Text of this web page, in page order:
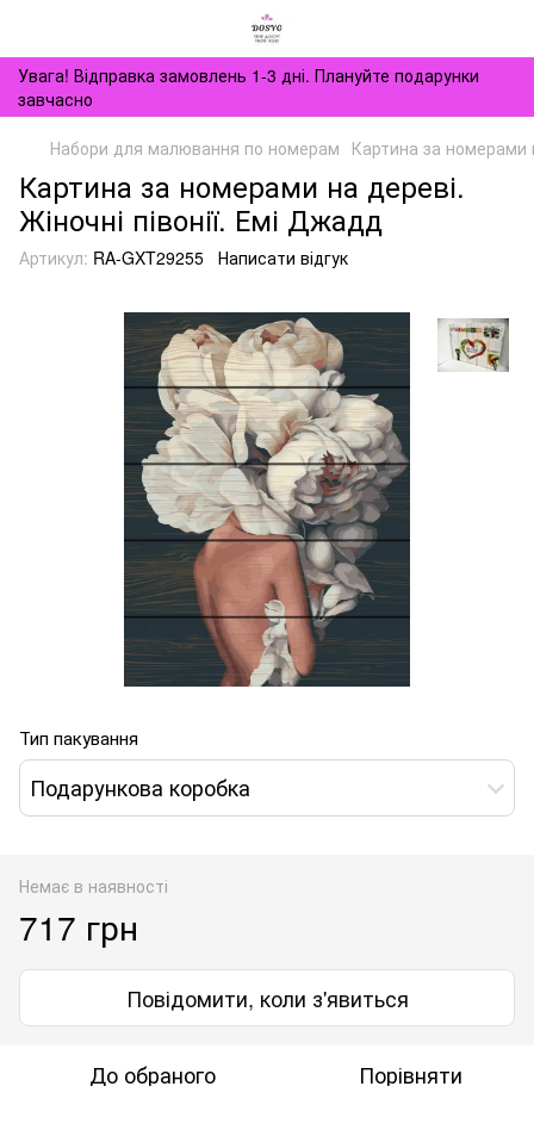
Увага! Відправка замовлень 1-3 дні. Плануйте подарунки
завчасно
Набори для малювання по номерам Картина за номерами
Картина за номерами на дереві.
Жіночні півонії. Емі Джадд
Артикул: RA-GXT29255 Написати відгук
Тип пакування
Подарункова коробка
Немає в наявності
717 грн
Повідомити, коли з'явиться
До обраного Порівняти